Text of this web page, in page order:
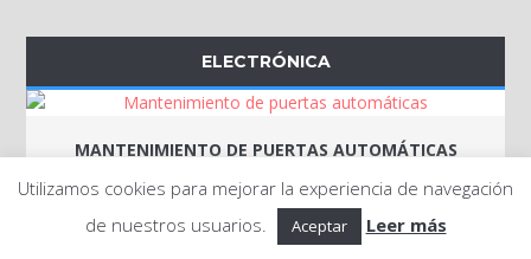
ELECTRÓNICA
MANTENIMIENTO DE PUERTAS AUTOMÁTICAS
ELECTRÓNICA
Utilizamos cookies para mejorar la experiencia de navegación
de nuestros usuarios.
Aceptar Leer más